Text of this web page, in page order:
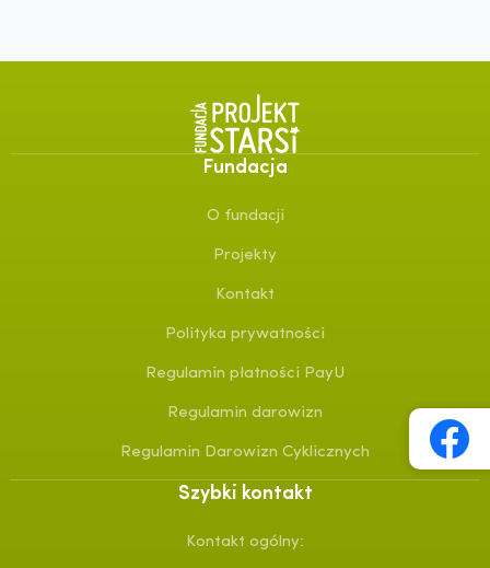
Fundacja
O fundacji
Projekty
Kontakt
Polityka prywatności
Regulamin płatności PayU
Regulamin darowizn
Regulamin Darowizn Cyklicznych
Szybki kontakt
Kontakt ogólny: